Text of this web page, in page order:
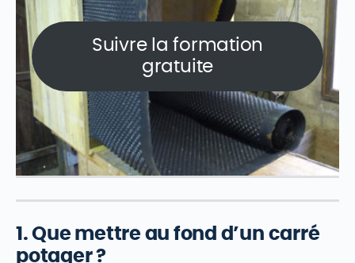
Suivre la formation
gratuite
1. Que mettre au fond d’un carré
potager ?